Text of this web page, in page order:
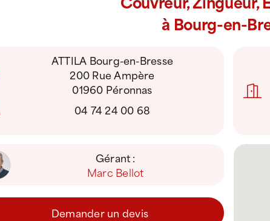
à Bourg-en-
ATTILA Bourg-en-Bresse
200 Rue Ampère
01960 Péronnas
04 74 24 00 68
Gérant :
Marc Bellot
Demander un devis